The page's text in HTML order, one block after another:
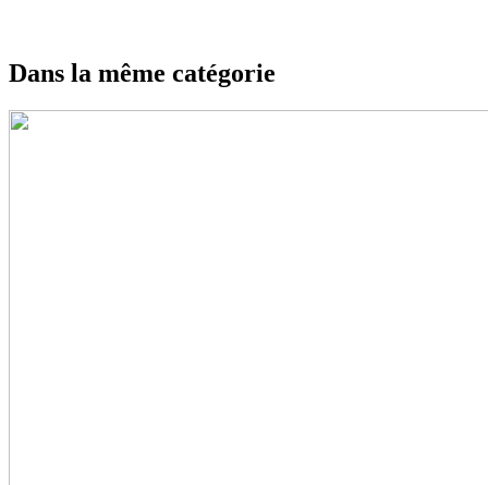
Dans la même catégorie